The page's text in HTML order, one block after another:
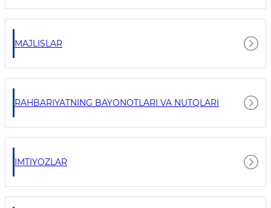
MAJLISLAR
RAHBARIYATNING BAYONOTLARI VA NUTQLARI
IMTIYOZLAR